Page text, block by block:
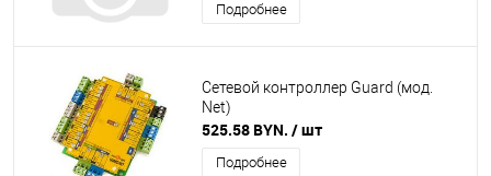
Подробнее
Сетевой контроллер Guard (мод.
Net)
525.58 BYN. / шт
Подробнее